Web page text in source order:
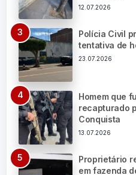
12.07.2026
Polícia Civil
tentativa de
23.07.2026
Homem que
recapturado
Conquista
13.07.2026
Proprietário
em fazenda